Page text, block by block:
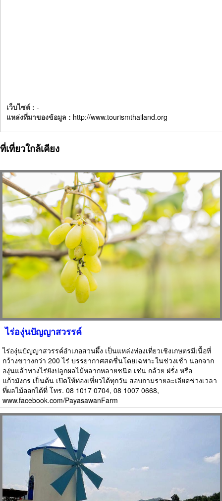
เว็บไซต์ : -
แหล่งที่มาของข้อมูล : http://www.tourismthailand.org
ที่เที่ยวใกล้เคียง
ไร่องุ่นปัญญาสวรรค์
ไร่องุ่นปัญญาสวรรค์อำเภอสวนผึ้ง เป็นแหล่งท่องเที่ยวเชิงเกษตรมีเนื้อที่
กว้างขวางกว่า 200 ไร่ บรรยากาศสดชื่นโดยเฉพาะในช่วงเช้า นอกจาก
องุ่นแล้วทางไร่ยังปลูกผลไม้หลากหลายชนิด เช่น กล้วย ฝรั่ง หรือ
แก้วมังกร เป็นต้น เปิดให้ท่องเที่ยวได้ทุกวัน สอบถามรายละเอียดช่วงเวลา
ที่ผลไม้ออกได้ที่ โทร. 08 1017 0704, 08 1007 0668,
www.facebook.com/PayasawanFarm